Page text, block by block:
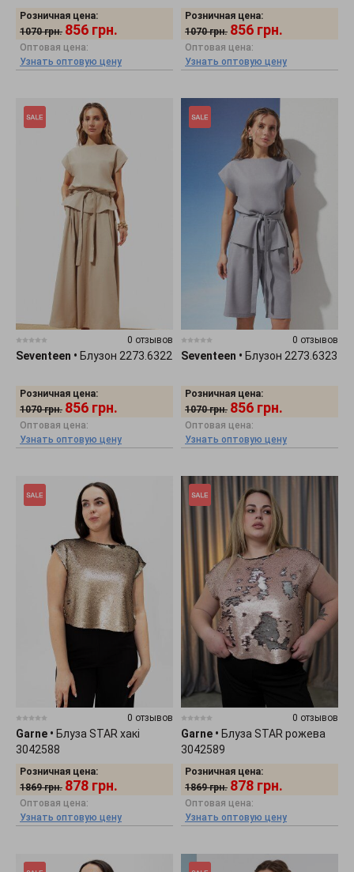
Розничная цена:
1070 грн. 856 грн.
Оптовая цена:
Узнать оптовую цену
Розничная цена:
1070 грн. 856 грн.
Оптовая цена:
Узнать оптовую цену
0 отзывов
Seventeen • Блузон 2273.6322
Розничная цена:
1070 грн. 856 грн.
Оптовая цена:
Узнать оптовую цену
0 отзывов
Seventeen • Блузон 2273.6323
Розничная цена:
1070 грн. 856 грн.
Оптовая цена:
Узнать оптовую цену
0 отзывов
Garne • Блуза STAR хакі
3042588
Розничная цена:
1869 грн. 878 грн.
Оптовая цена:
Узнать оптовую цену
0 отзывов
Garne • Блуза STAR рожева
3042589
Розничная цена:
1869 грн. 878 грн.
Оптовая цена:
Узнать оптовую цену